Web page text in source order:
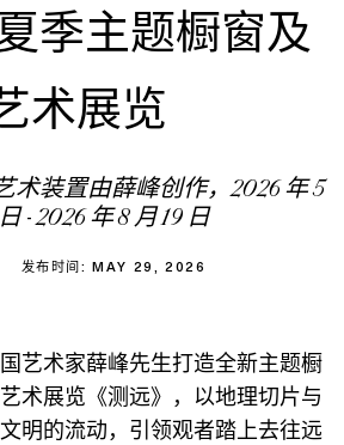
季主题橱窗及
术展览
装置由薛峰创作，2026 年 5
- 2026 年 8 月 19 日
发布时间: MAY 29, 2026
艺术家薛峰先生打造全新主题橱
术展览《测远》，以地理切片与
明的流动，引领观者踏上去往远